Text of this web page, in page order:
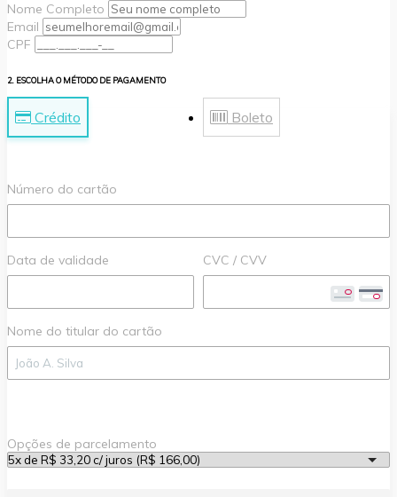
Nome Completo
Email
CPF
2. ESCOLHA O MÉTODO DE PAGAMENTO
Crédito Boleto
Número do cartão
Data de validade CVC / CVV
Nome do titular do cartão
Opções de parcelamento